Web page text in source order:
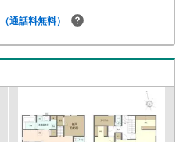
（通話料無料）